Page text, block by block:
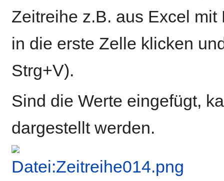
Zeitreihe z.B. aus Excel
in die erste Zelle klicken
Strg+V).
Sind die Werte eingefügt,
dargestellt werden.